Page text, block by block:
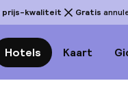
prijs-kwaliteit Gratis
Hotels Kaart